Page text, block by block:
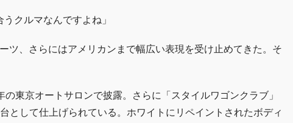
クルマなんですよね」
ツ、さらにはアメリカンまで幅広い表現を受け止めてきた。そ
東京オートサロンで披露。さらに「スタイルワゴンクラブ」
として仕上げられている。ホワイトにリペイントされたボディ